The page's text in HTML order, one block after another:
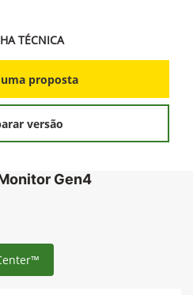
TÉCNICA
proposta
versão
Gen4